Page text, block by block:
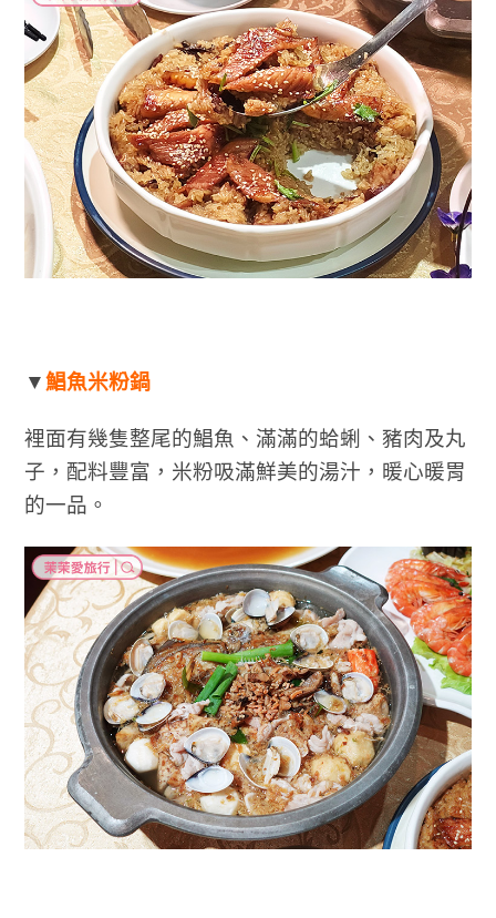
▼鯧魚米粉鍋
裡面有幾隻整尾的鯧魚、滿滿的蛤蜊、豬肉及丸
子，配料豐富，米粉吸滿鮮美的湯汁，暖心暖胃
的一品。